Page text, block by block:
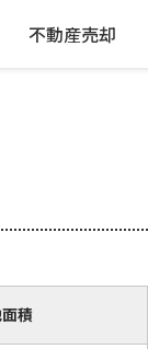
不動産売却
積